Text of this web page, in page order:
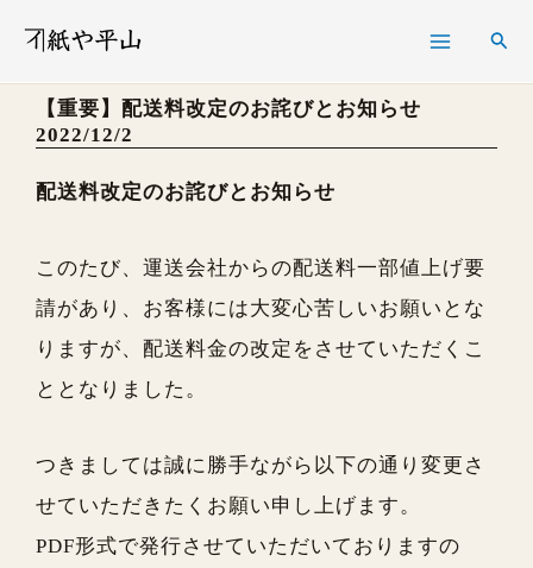
検
【重要】配送料改定のお詫びとお知らせ
2022/12/2
配送料改定のお詫びとお知らせ
このたび、運送会社からの配送料一部値上げ要
請があり、お客様には大変心苦しいお願いとな
りますが、配送料金の改定をさせていただくこ
ととなりました。
つきましては誠に勝手ながら以下の通り変更さ
せていただきたくお願い申し上げます。
PDF形式で発行させていただいておりますの